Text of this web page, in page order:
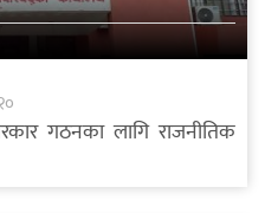
गठनका लागि राजनीतिक